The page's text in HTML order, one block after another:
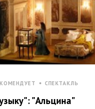
СПЕКТАКЛЬ
"Альцина"